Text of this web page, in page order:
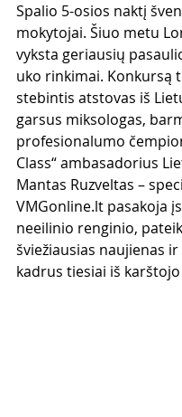
Spalio 5-osios naktį
mokytojai. Šiuo metu
vyksta geriausių
uko rinkimai. Konkursą
stebintis atstovas iš
garsus miksologas,
profesionalumo
Class“ ambasadorius
Mantas Ruzveltas –
VMGonline.lt pasakoja
neeilinio renginio,
šviežiausias naujienas
kadrus tiesiai iš